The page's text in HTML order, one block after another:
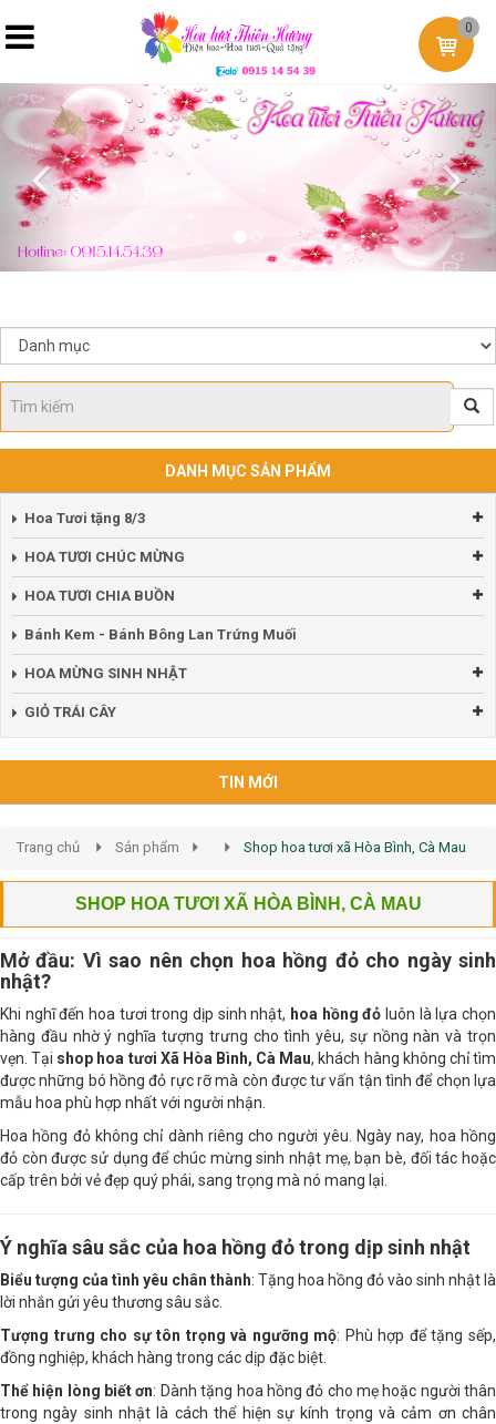
0
Previous
DANH MỤC SẢN PHẨM
Hoa Tươi tặng 8/3
HOA TƯƠI CHÚC MỪNG
HOA TƯƠI CHIA BUỒN
Bánh Kem - Bánh Bông Lan Trứng Muối
HOA MỪNG SINH NHẬT
GIỎ TRÁI CÂY
TIN MỚI
Trang chủ Sản phẩm Shop hoa tươi xã Hòa Bình, Cà Mau
SHOP HOA TƯƠI XÃ HÒA BÌNH, CÀ MAU
Mở đầu: Vì sao nên chọn hoa hồng đỏ cho ngày sinh
nhật?
Khi nghĩ đến hoa tươi trong dịp sinh nhật, hoa hồng đỏ luôn là lựa chọn
hàng đầu nhờ ý nghĩa tượng trưng cho tình yêu, sự nồng nàn và trọn
vẹn. Tại shop hoa tươi Xã Hòa Bình, Cà Mau, khách hàng không chỉ tìm
được những bó hồng đỏ rực rỡ mà còn được tư vấn tận tình để chọn lựa
mẫu hoa phù hợp nhất với người nhận.
Hoa hồng đỏ không chỉ dành riêng cho người yêu. Ngày nay, hoa hồng
đỏ còn được sử dụng để chúc mừng sinh nhật mẹ, bạn bè, đối tác hoặc
cấp trên bởi vẻ đẹp quý phái, sang trọng mà nó mang lại.
Ý nghĩa sâu sắc của hoa hồng đỏ trong dịp sinh nhật
Biểu tượng của tình yêu chân thành: Tặng hoa hồng đỏ vào sinh nhật là
lời nhắn gửi yêu thương sâu sắc.
Tượng trưng cho sự tôn trọng và ngưỡng mộ: Phù hợp để tặng sếp,
đồng nghiệp, khách hàng trong các dịp đặc biệt.
Thể hiện lòng biết ơn: Dành tặng hoa hồng đỏ cho mẹ hoặc người thân
trong ngày sinh nhật là cách thể hiện sự kính trọng và cảm ơn chân